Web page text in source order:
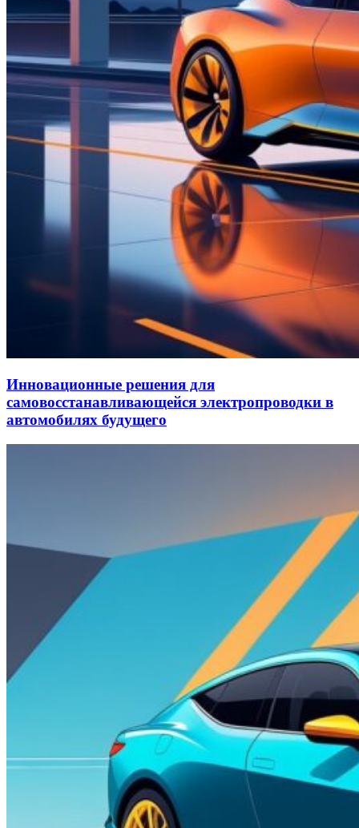
Инновационные решения для
самовосстанавливающейся электропроводки в
автомобилях будущего